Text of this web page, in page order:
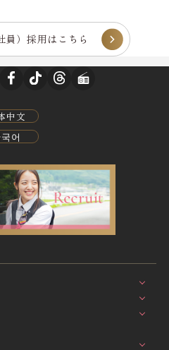
員）採用はこちら
中文
어